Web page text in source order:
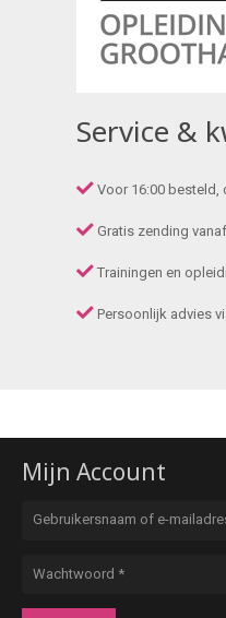
Service &
Voor 16:00 besteld,
Gratis zending
Trainingen en
Persoonlijk advies
Mijn Account